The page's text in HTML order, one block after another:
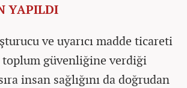
YAPILDI
ve uyarıcı madde ticareti
toplum güvenliğine verdiği
insan sağlığını da doğrudan